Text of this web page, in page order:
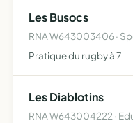
Les Busocs
RNA W643003406 ·
Pratique du rugby à 7
Les Diablotins
RNA W643004222 ·